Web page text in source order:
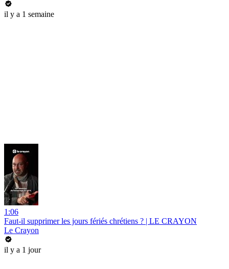
il y a 1 semaine
1:06
Faut-il supprimer les jours fériés chrétiens ? | LE CRAYON
Le Crayon
il y a 1 jour